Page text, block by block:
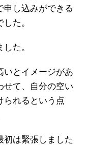
申し込みができる
た。
た。
いとイメージがあ
せて、自分の空い
られるという点
初は緊張しました